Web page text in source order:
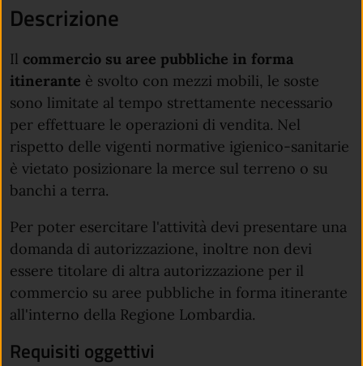
Descrizione
Il commercio su aree pubbliche in forma
itinerante è svolto con mezzi mobili, le soste
sono limitate al tempo strettamente necessario
per effettuare le operazioni di vendita. Nel
rispetto delle vigenti normative igienico-sanitarie
è vietato posizionare la merce sul terreno o su
banchi a terra.
Per poter esercitare l'attività devi presentare una
domanda di autorizzazione, inoltre non devi
essere titolare di altra autorizzazione per il
commercio su aree pubbliche in forma itinerante
all'interno della Regione Lombardia.
Requisiti oggettivi